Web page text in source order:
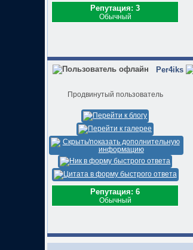
Репутация: 3
Обычный
Per4iks
Продвинутый пользователь
Репутация: 6
Обычный